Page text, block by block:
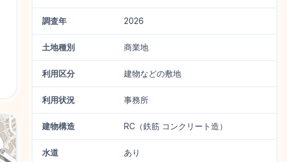
調査年 2026
土地種別 商業地
利用区分 建物などの敷地
利用状況 事務所
建物構造 RC（鉄筋 コンクリート造）
水道 あり